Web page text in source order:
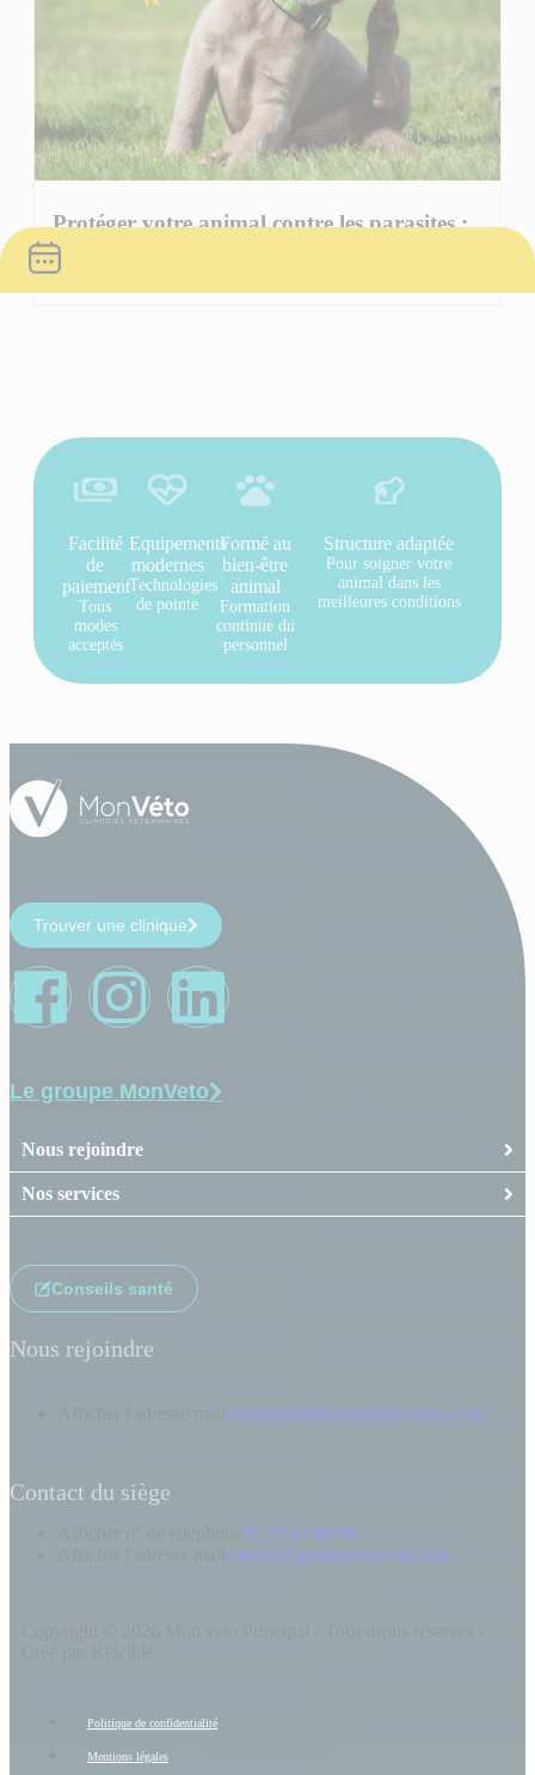
Protéger votre animal contre les parasites :
un geste essentiel toute l’année
Lire l'article
Facilité
de
paiement
Tous
modes
acceptés
Equipements
modernes
Technologies
de pointe
Formé au
bien-être
animal
Formation
continue du
personnel
Structure adaptée
Pour soigner votre
animal dans les
meilleures conditions
Trouver une clinique
Le groupe MonVeto
Nous rejoindre
Nos services
Conseils santé
Nous rejoindre
recrutement@groupemonveto.com
Contact du siège
02 35 63 89 08
contact@groupemonveto.com
Politique de confidentialité
Mentions légales